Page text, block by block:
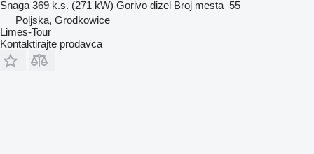
Snaga 369 k.s. (271 kW) Gorivo dizel Broj mesta 55
Poljska, Grodkowice
Limes-Tour
Kontaktirajte prodavca